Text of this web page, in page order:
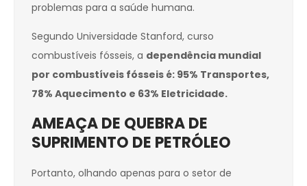
problemas para a saúde humana.
Segundo Universidade Stanford, curso
combustíveis fósseis, a dependência mundial
por combustíveis fósseis é: 95% Transportes,
78% Aquecimento e 63% Eletricidade.
AMEAÇA DE QUEBRA DE
SUPRIMENTO DE PETRÓLEO
Portanto, olhando apenas para o setor de